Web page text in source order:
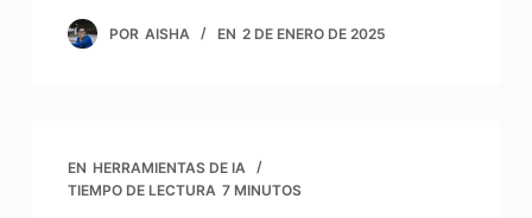
POR AISHA EN 2 DE ENERO DE 2025
EN HERRAMIENTAS DE IA
TIEMPO DE LECTURA 7 MINUTOS